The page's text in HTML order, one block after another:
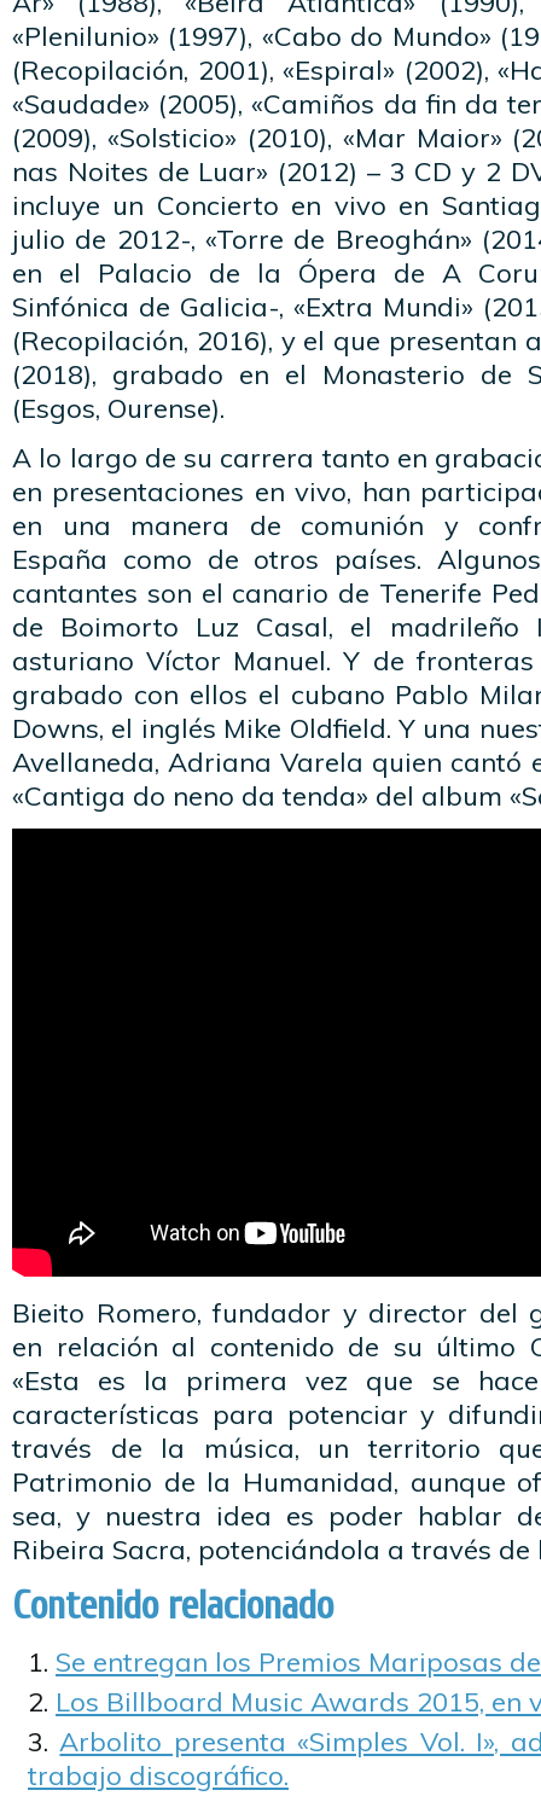
«Plenilunio» (1997), «Cabo do Mundo»
(Recopilación, 2001), «Espiral» (2002),
«Saudade» (2005), «Camiños da fin da
(2009), «Solsticio» (2010), «Mar Maior»
nas Noites de Luar» (2012) – 3 CD y 2
incluye un Concierto en vivo en
julio de 2012-, «Torre de Breoghán»
en el Palacio de la Ópera de A
Sinfónica de Galicia-, «Extra Mundi»
(Recopilación, 2016), y el que presentan
(2018), grabado en el Monasterio de
(Esgos, Ourense).
A lo largo de su carrera tanto en
en presentaciones en vivo, han
en una manera de comunión y
España como de otros países.
cantantes son el canario de Tenerife
de Boimorto Luz Casal, el madrileño
asturiano Víctor Manuel. Y de
grabado con ellos el cubano Pablo
Downs, el inglés Mike Oldfield. Y una
Avellaneda, Adriana Varela quien cantó
«Cantiga do neno da tenda» del album
Bieito Romero, fundador y director del
en relación al contenido de su último
«Esta es la primera vez que se
características para potenciar y
través de la música, un territorio
Patrimonio de la Humanidad, aunque
sea, y nuestra idea es poder hablar
Ribeira Sacra, potenciándola a través de
Contenido relacionado
Se entregan los Premios Mariposas
Los Billboard Music Awards 2015, en
Arbolito presenta «Simples Vol. I»,
trabajo discográfico.